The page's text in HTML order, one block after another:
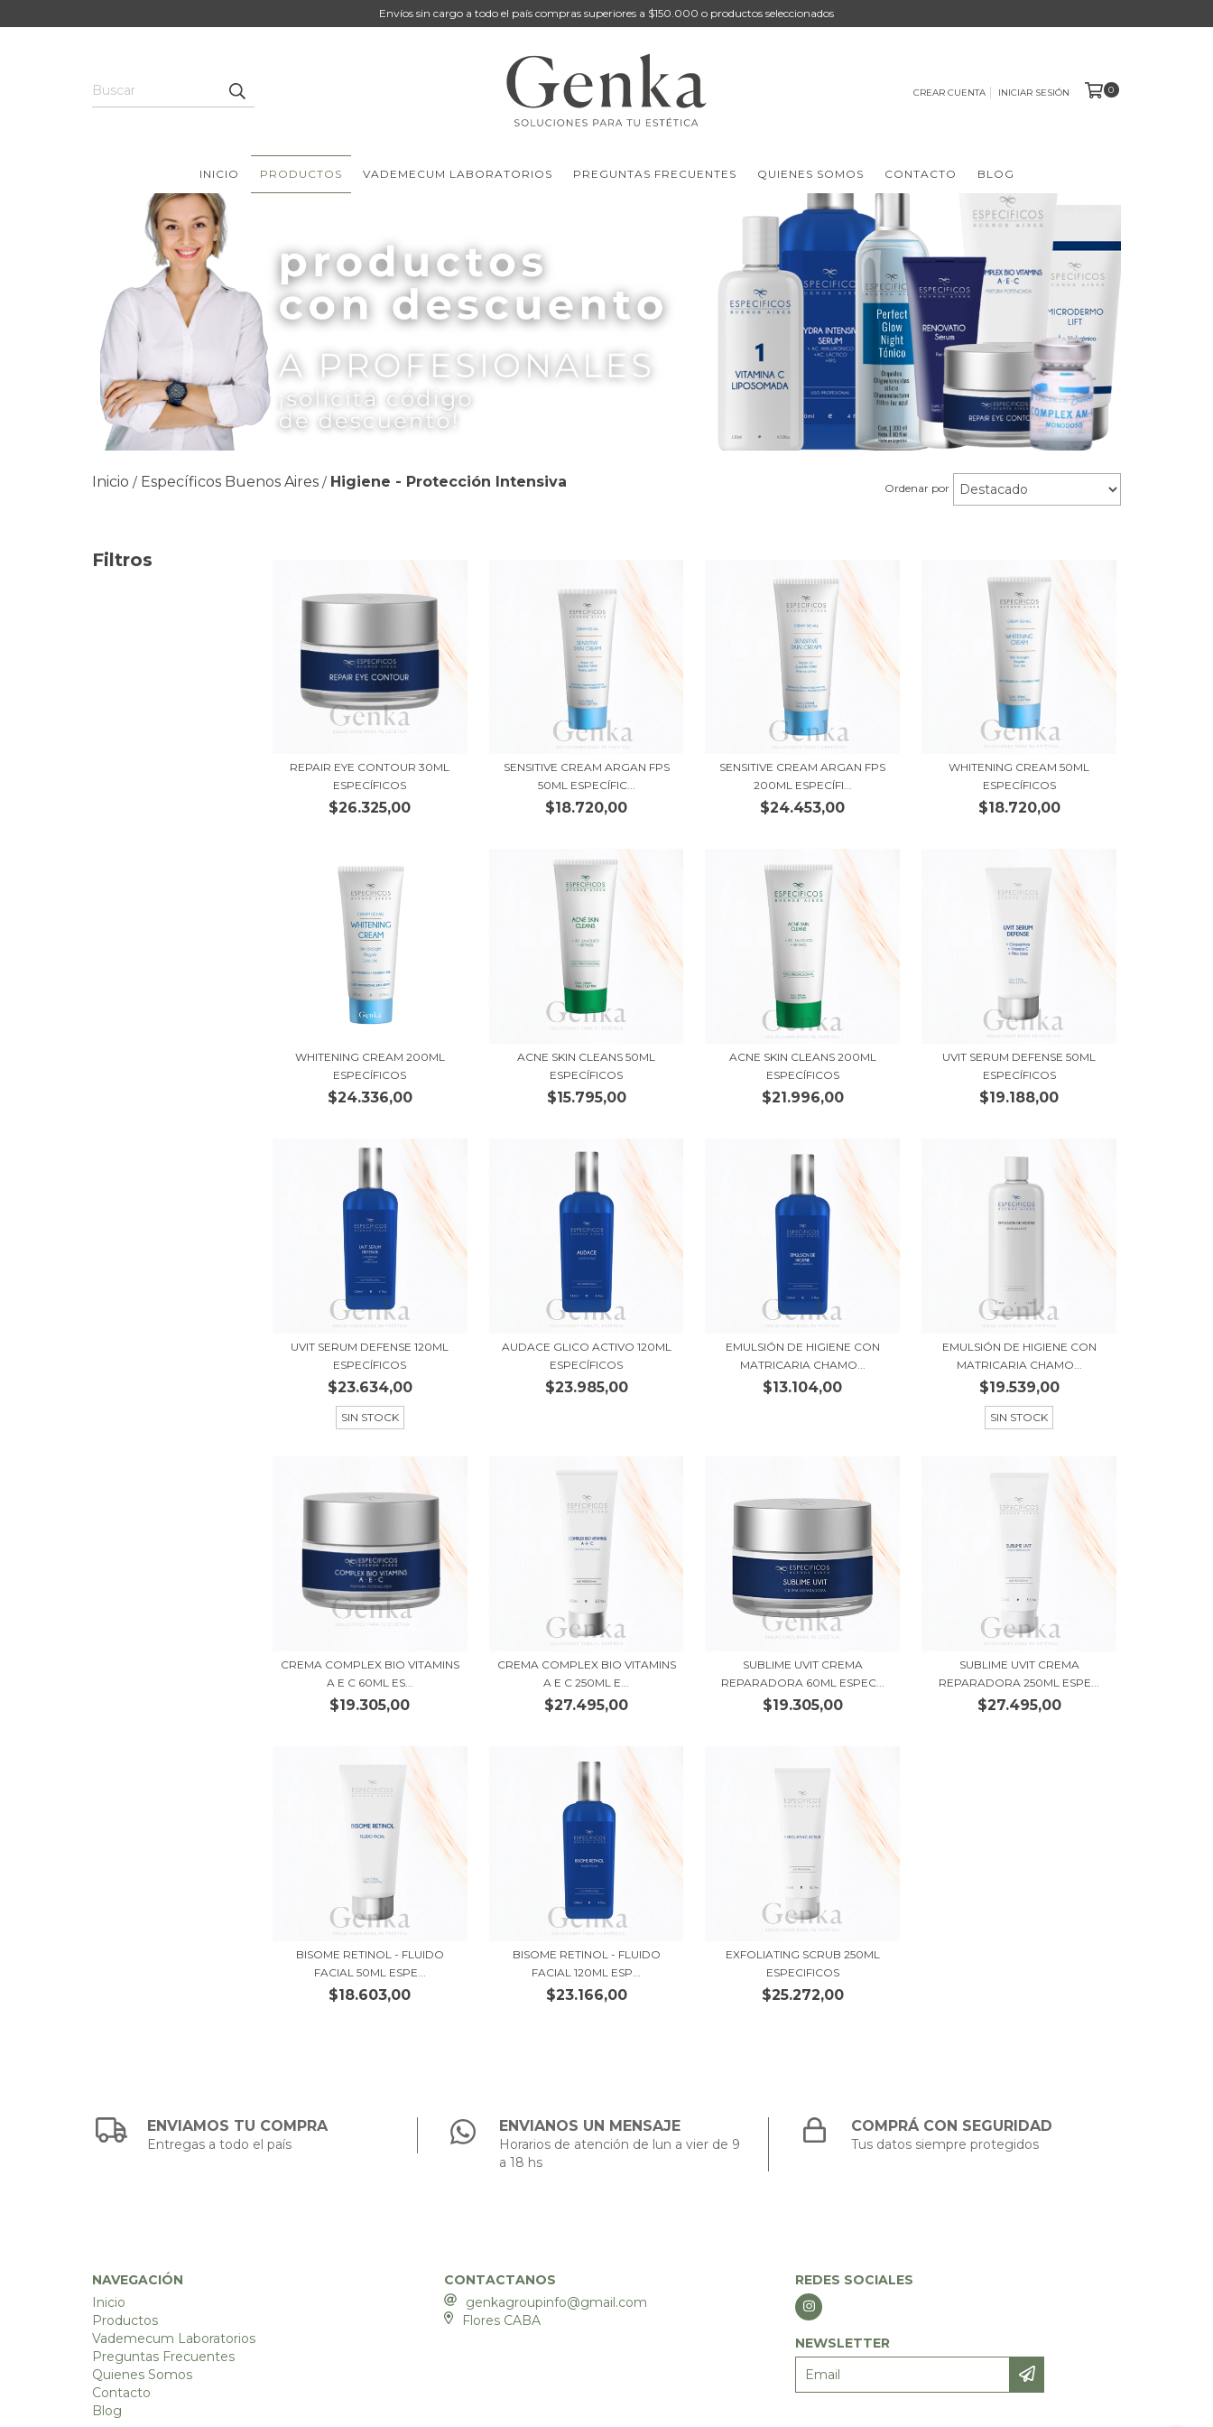
Envíos sin cargo a todo el país compras superiores a $150.000 o productos seleccionados
CREAR CUENTA INICIAR SESIÓN 0
INICIO PRODUCTOS VADEMECUM LABORATORIOS PREGUNTAS FRECUENTES QUIENES SOMOS CONTACTO BLOG
Inicio / Específicos Buenos Aires / Higiene - Protección Intensiva Ordenar por
Filtros
REPAIR EYE CONTOUR 30ML
ESPECÍFICOS
$26.325,00
SENSITIVE CREAM ARGAN FPS
50ML ESPECÍFIC...
$18.720,00
SENSITIVE CREAM ARGAN FPS
200ML ESPECÍFI...
$24.453,00
WHITENING CREAM 50ML
ESPECÍFICOS
$18.720,00
WHITENING CREAM 200ML
ESPECÍFICOS
$24.336,00
ACNE SKIN CLEANS 50ML
ESPECÍFICOS
$15.795,00
ACNE SKIN CLEANS 200ML
ESPECÍFICOS
$21.996,00
UVIT SERUM DEFENSE 50ML
ESPECÍFICOS
$19.188,00
UVIT SERUM DEFENSE 120ML
ESPECÍFICOS
$23.634,00
SIN STOCK
AUDACE GLICO ACTIVO 120ML
ESPECÍFICOS
$23.985,00
EMULSIÓN DE HIGIENE CON
MATRICARIA CHAMO...
$13.104,00
EMULSIÓN DE HIGIENE CON
MATRICARIA CHAMO...
$19.539,00
SIN STOCK
CREMA COMPLEX BIO VITAMINS
A E C 60ML ES...
$19.305,00
CREMA COMPLEX BIO VITAMINS
A E C 250ML E...
$27.495,00
SUBLIME UVIT CREMA
REPARADORA 60ML ESPEC...
$19.305,00
SUBLIME UVIT CREMA
REPARADORA 250ML ESPE...
$27.495,00
BISOME RETINOL - FLUIDO
FACIAL 50ML ESPE...
$18.603,00
BISOME RETINOL - FLUIDO
FACIAL 120ML ESP...
$23.166,00
EXFOLIATING SCRUB 250ML
ESPECIFICOS
$25.272,00
ENVIAMOS TU COMPRA
Entregas a todo el país
ENVIANOS UN MENSAJE
Horarios de atención de lun a vier de 9
a 18 hs
COMPRÁ CON SEGURIDAD
Tus datos siempre protegidos
NAVEGACIÓN
Inicio
Productos
Vademecum Laboratorios
Preguntas Frecuentes
Quienes Somos
Contacto
Blog
CONTACTANOS
genkagroupinfo@gmail.com
Flores CABA
REDES SOCIALES
NEWSLETTER